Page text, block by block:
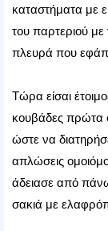
καταστήματα με
του παρτεριού
πλευρά που
Τώρα είσαι
κουβάδες πρώτα
ώστε να
απλώσεις
άδειασε από
σακιά με